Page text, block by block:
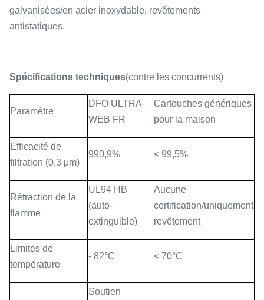
galvanisées/en acier inoxydable, revêtements
antistatiques.
Spécifications techniques(contre les concurrents)
Paramètre
DFO ULTRA-
WEB FR
Cartouches génériques
pour la maison
Efficacité de
filtration (0,3 μm)
990,9% ≤ 99,5%
Rétraction de la
flamme
UL94 HB
(auto-
extinguible)
Aucune
certification/uniquement
revêtement
Limites de
température
- 82°C ≤ 70°C
Soutien